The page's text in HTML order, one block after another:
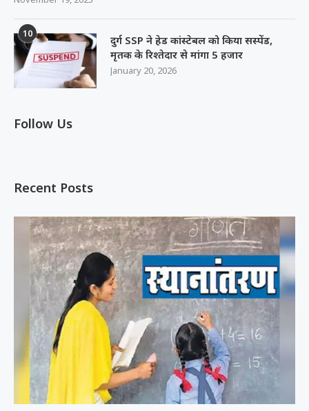
10
दुर्ग SSP ने हेड कांस्टेबल को किया सस्पेंड,
मृतक के रिश्तेदार से मांगा 5 हजार
January 20, 2026
Follow Us
Recent Posts